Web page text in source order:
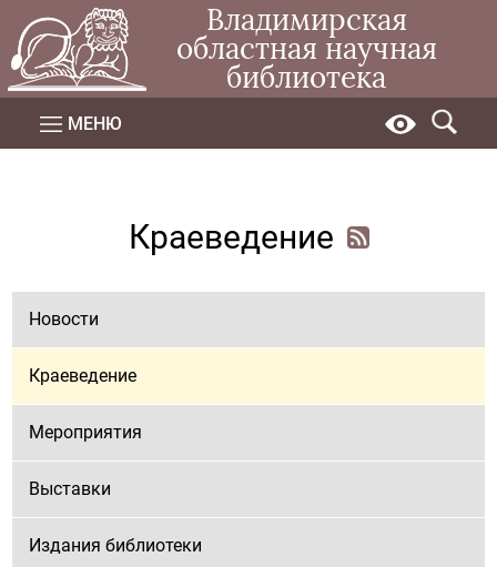
Владимирская
областная научная
библиотека
МЕНЮ
Краеведение
Новости
Краеведение
Мероприятия
Выставки
Издания библиотеки